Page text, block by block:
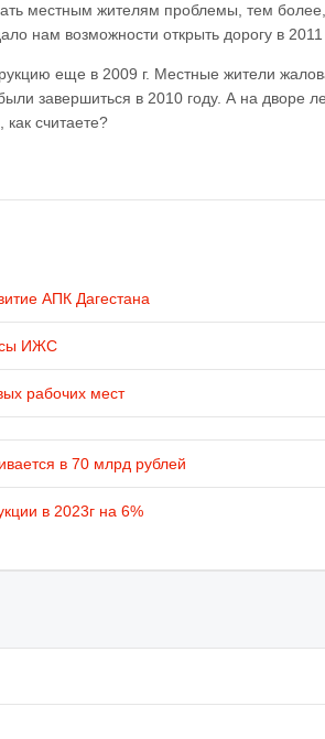
местным жителям проблемы, тем
нам возможности открыть дорогу в 2011
еще в 2009 г. Местные жители
завершиться в 2010 году. А на дворе
считаете?
АПК Дагестана
ИЖС
рабочих мест
в 70 млрд рублей
в 2023г на 6%